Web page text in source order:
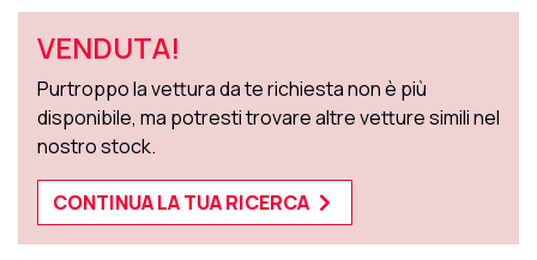
VENDUTA!
Purtroppo la vettura da te richiesta non è più
disponibile, ma potresti trovare altre vetture simili nel
nostro stock.
CONTINUA LA TUA RICERCA